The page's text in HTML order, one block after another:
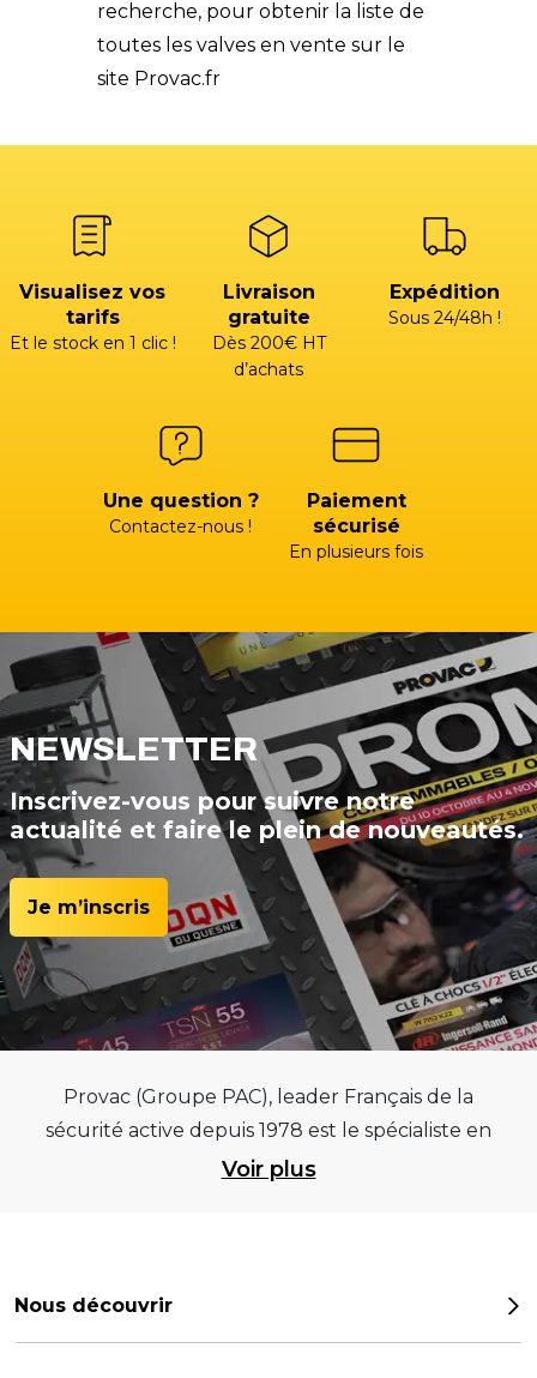
recherche, pour obtenir la liste de
toutes les valves en vente sur le
site Provac.fr
Visualisez vos
tarifs
Et le stock en 1 clic !
Livraison
gratuite
Dès 200€ HT
d’achats
Expédition
Sous 24/48h !
Une question ?
Contactez-nous !
Paiement
sécurisé
En plusieurs fois
NEWSLETTER
Inscrivez-vous pour suivre notre
actualité et faire le plein de nouveautés.
Je m’inscris
Provac (Groupe PAC), leader Français de la
sécurité active depuis 1978 est le spécialiste en
équipements pour garages et centres
meilleurs équipements sur des critères de
Voir plus
Nous découvrir